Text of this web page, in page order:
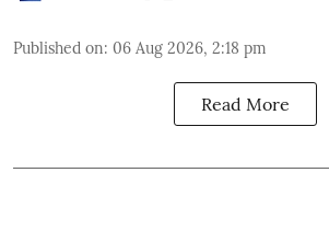
Published on: 06 Aug 2026, 2:18 pm
Read More